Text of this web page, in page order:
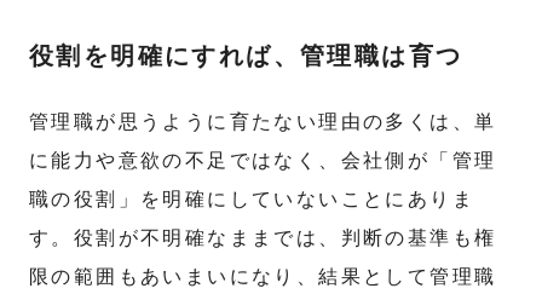
役割を明確にすれば、管理職は育つ
管理職が思うように育たない理由の多くは、単
に能力や意欲の不足ではなく、会社側が「管理
職の役割」を明確にしていないことにありま
す。役割が不明確なままでは、判断の基準も権
限の範囲もあいまいになり、結果として管理職